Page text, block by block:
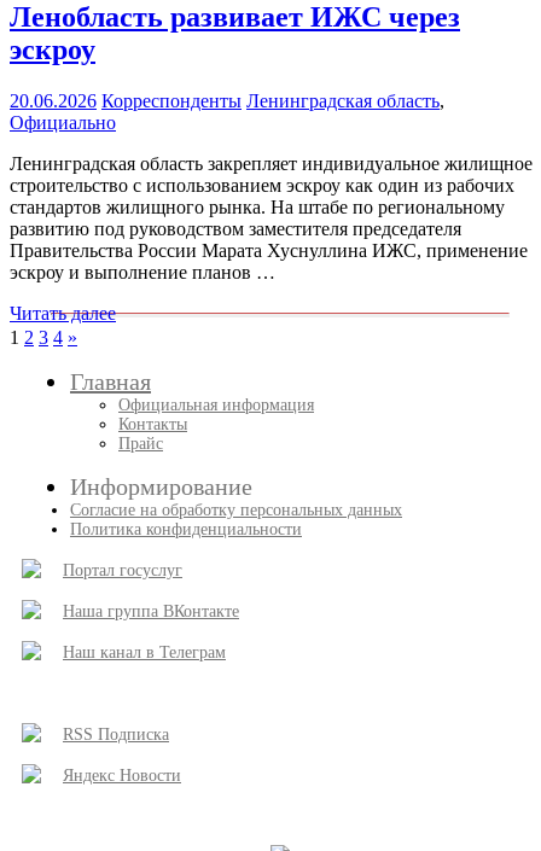
Ленобласть развивает ИЖС через
эскроу
20.06.2026 Корреспонденты Ленинградская область,
Официально
Ленинградская область закрепляет индивидуальное жилищное
строительство с использованием эскроу как один из рабочих
стандартов жилищного рынка. На штабе по региональному
развитию под руководством заместителя председателя
Правительства России Марата Хуснуллина ИЖС, применение
эскроу и выполнение планов …
Читать далее
Пагинация
записей
1 2 3 4 След.
»
Главная
Официальная информация
Контакты
Прайс
Информирование
Согласие на обработку персональных данных
Политика конфиденциальности
Портал госуслуг
Наша группа ВКонтакте
Наш канал в Телеграм
RSS Подписка
Яндекс Новости